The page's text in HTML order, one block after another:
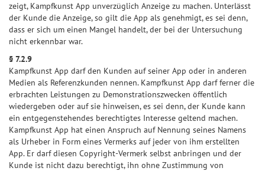
zeigt, Kampfkunst App unverzüglich Anzeige zu machen. Unterlässt
der Kunde die Anzeige, so gilt die App als genehmigt, es sei denn,
dass er sich um einen Mangel handelt, der bei der Untersuchung
nicht erkennbar war.
§ 7.2.9
Kampfkunst App darf den Kunden auf seiner App oder in anderen
Medien als Referenzkunden nennen. Kampfkunst App darf ferner die
erbrachten Leistungen zu Demonstrationszwecken öffentlich
wiedergeben oder auf sie hinweisen, es sei denn, der Kunde kann
ein entgegenstehendes berechtigtes Interesse geltend machen.
Kampfkunst App hat einen Anspruch auf Nennung seines Namens
als Urheber in Form eines Vermerks auf jeder von ihm erstellten
App. Er darf diesen Copyright-Vermerk selbst anbringen und der
Kunde ist nicht dazu berechtigt, ihn ohne Zustimmung von